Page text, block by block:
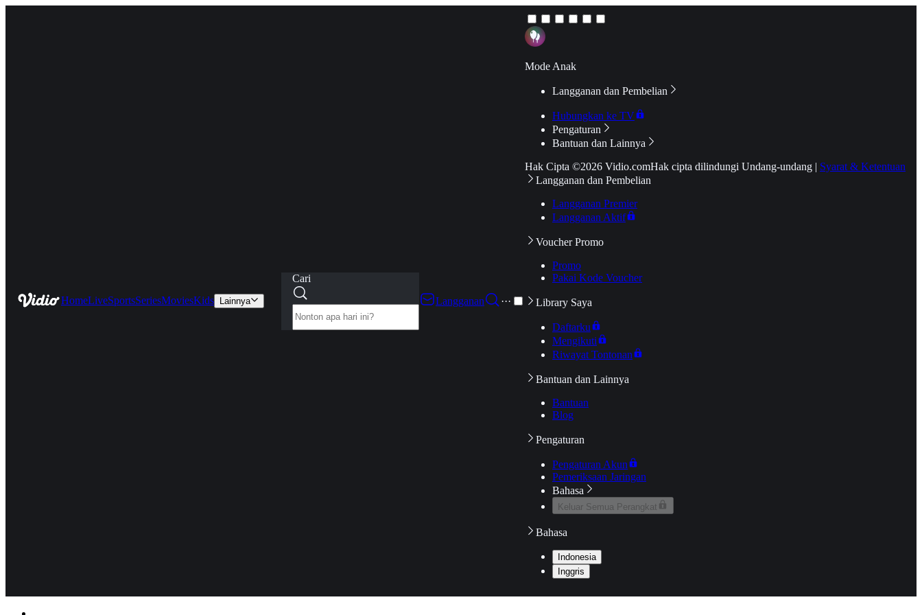
HomeLiveSportsSeriesMoviesKids Lainnya
Cari
Langganan
···
Mode Anak
Langganan dan Pembelian
Hubungkan ke TV
Pengaturan
Bantuan dan Lainnya
Hak Cipta ©2026 Vidio.comHak cipta dilindungi Undang-undang | Syarat & Ketentuan
Langganan dan Pembelian
Langganan Premier
Langganan Aktif
Voucher Promo
Promo
Pakai Kode Voucher
Library Saya
Daftarku
Mengikuti
Riwayat Tontonan
Bantuan dan Lainnya
Bantuan
Blog
Pengaturan
Pengaturan Akun
Pemeriksaan Jaringan
Bahasa
Keluar Semua Perangkat
Bahasa
Indonesia
Inggris